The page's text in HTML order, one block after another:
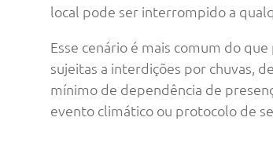
local pode ser interrompido a
Esse cenário é mais comum do
sujeitas a interdições por chuvas,
mínimo de dependência de
evento climático ou protocolo de